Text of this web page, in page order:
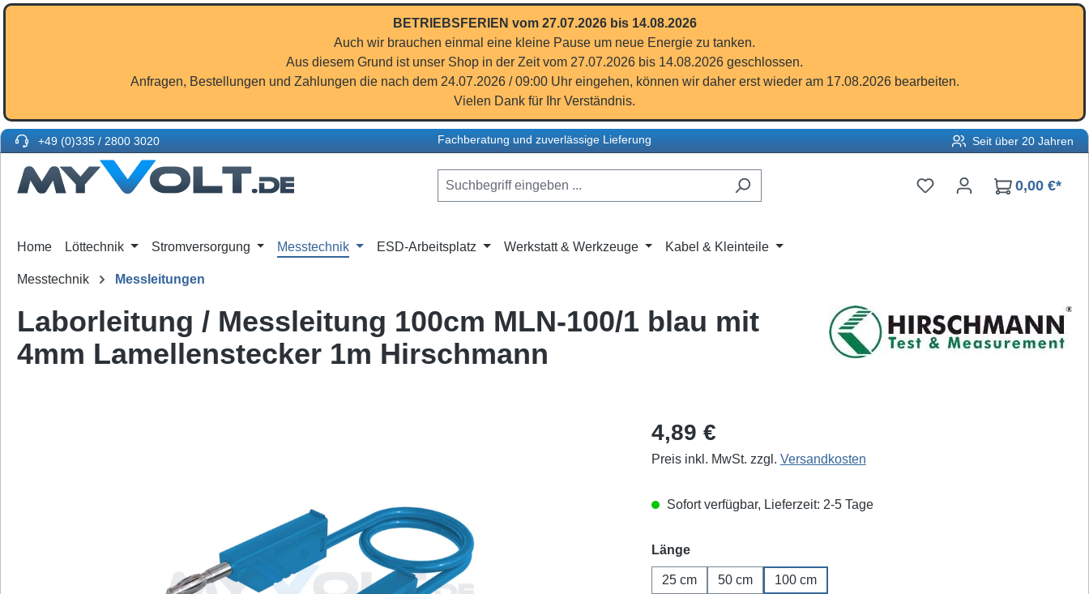
BETRIEBSFERIEN vom 27.07.2026 bis 14.08.2026
Auch wir brauchen einmal eine kleine Pause um neue Energie zu tanken.
Aus diesem Grund ist unser Shop in der Zeit vom 27.07.2026 bis 14.08.2026 geschlossen.
Anfragen, Bestellungen und Zahlungen die nach dem 24.07.2026 / 09:00 Uhr eingehen, können wir daher erst wieder am 17.08.2026 bearbeiten.
Vielen Dank für Ihr Verständnis.
+49 (0)335 / 2800 3020 Fachberatung und zuverlässige Lieferung Seit über 20 Jahren
Du hast 0 Produkte auf
0,00 €*
Home Löttechnik Stromversorgung Messtechnik ESD-Arbeitsplatz Werkstatt & Werkzeuge Kabel & Kleinteile
Messtechnik Messleitungen
Laborleitung / Messleitung 100cm MLN-100/1 blau mit
4mm Lamellenstecker 1m Hirschmann
Regulärer Preis:
4,89 €
Preis inkl. MwSt. zzgl. Versandkosten
Sofort verfügbar, Lieferzeit: 2-5 Tage
Längeauswählen
25 cm 50 cm 100 cm